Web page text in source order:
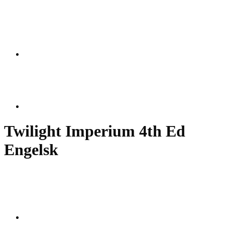
Twilight Imperium 4th Ed
Engelsk